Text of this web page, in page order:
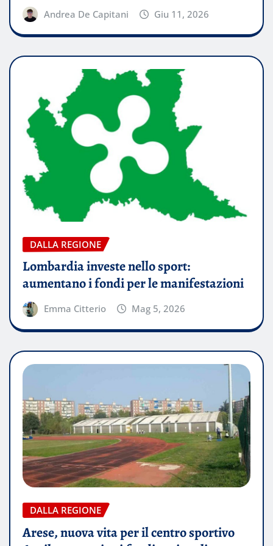
Andrea De Capitani Giu 11, 2026
DALLA REGIONE
Lombardia investe nello sport:
aumentano i fondi per le manifestazioni
Emma Citterio Mag 5, 2026
DALLA REGIONE
Arese, nuova vita per il centro sportivo